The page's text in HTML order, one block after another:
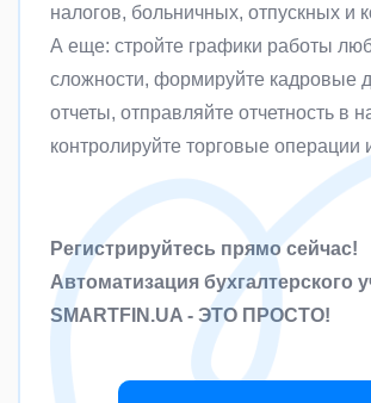
налогов, больничных, отпускных и
А еще: стройте графики работы
сложности, формируйте кадровые
отчеты, отправляйте отчетность в
контролируйте торговые операции
Регистрируйтесь прямо сейчас!
Автоматизация бухгалтерского
SMARTFIN.UA - ЭТО ПРОСТО!